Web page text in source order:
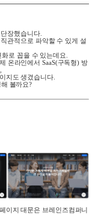
장했습니다.
관적으로 파악할 수 있게 설
로 꼽을 수 있는데요.
온라인에서 SaaS(구독형) 방
지도 생겼습니다.
볼까요?
이지 대문은 브레인즈컴퍼니